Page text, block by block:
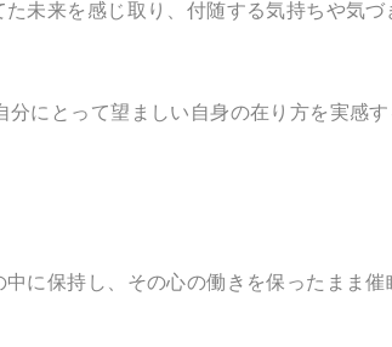
未来を感じ取り、付随する気持ちや気づ
にとって望ましい自身の在り方を実感す
に保持し、その心の働きを保ったまま催